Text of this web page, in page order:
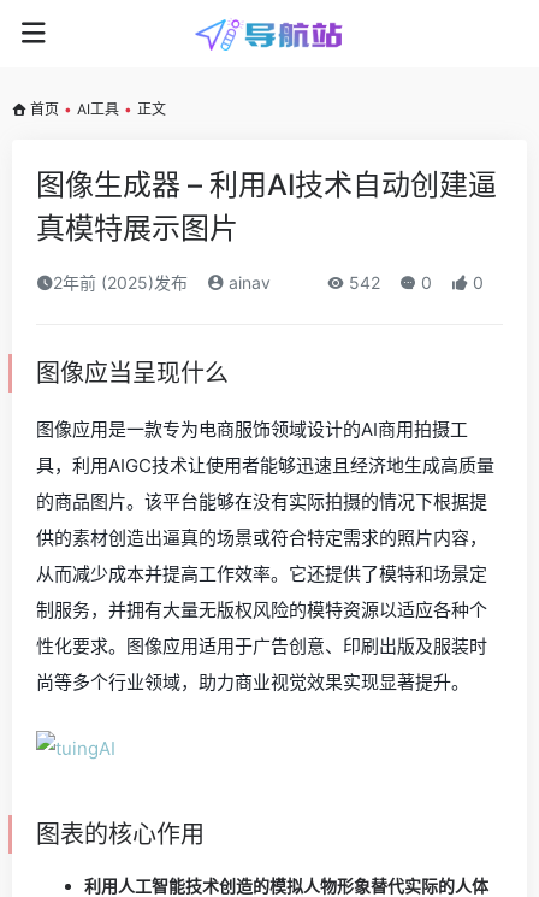
首页 • AI工具 • 正文
图像生成器 – 利用AI技术自动创建逼
真模特展示图片
2年前 (2025)发布 ainav 542 0 0
图像应当呈现什么
图像应用是一款专为电商服饰领域设计的AI商用拍摄工
具，利用AIGC技术让使用者能够迅速且经济地生成高质量
的商品图片。该平台能够在没有实际拍摄的情况下根据提
供的素材创造出逼真的场景或符合特定需求的照片内容，
从而减少成本并提高工作效率。它还提供了模特和场景定
制服务，并拥有大量无版权风险的模特资源以适应各种个
性化要求。图像应用适用于广告创意、印刷出版及服装时
尚等多个行业领域，助力商业视觉效果实现显著提升。
图表的核心作用
利用人工智能技术创造的模拟人物形象替代实际的人体